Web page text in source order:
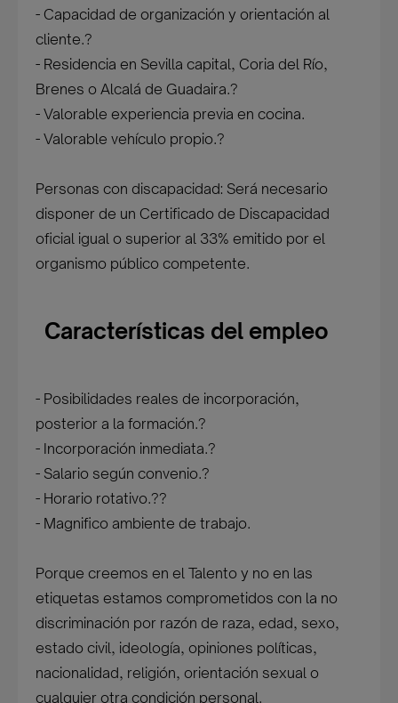
- Capacidad de organización y orientación al
cliente.?
- Residencia en Sevilla capital, Coria del Río,
Brenes o Alcalá de Guadaira.?
- Valorable experiencia previa en cocina.
- Valorable vehículo propio.?
Personas con discapacidad: Será necesario
disponer de un Certificado de Discapacidad
oficial igual o superior al 33% emitido por el
organismo público competente.
Características del empleo
- Posibilidades reales de incorporación,
posterior a la formación.?
- Incorporación inmediata.?
- Salario según convenio.?
- Horario rotativo.??
- Magnifico ambiente de trabajo.
Porque creemos en el Talento y no en las
etiquetas estamos comprometidos con la no
discriminación por razón de raza, edad, sexo,
estado civil, ideología, opiniones políticas,
nacionalidad, religión, orientación sexual o
cualquier otra condición personal.